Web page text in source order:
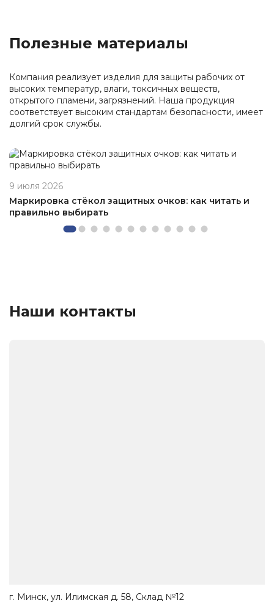
Полезные материалы
Компания реализует изделия для защиты рабочих от
высоких температур, влаги, токсичных веществ,
открытого пламени, загрязнений. Наша продукция
соответствует высоким стандартам безопасности, имеет
долгий срок службы.
9 июля 2026
Маркировка стёкол защитных очков: как читать и
правильно выбирать
Наши контакты
г. Минск, ул. Илимская д. 58, Склад №12